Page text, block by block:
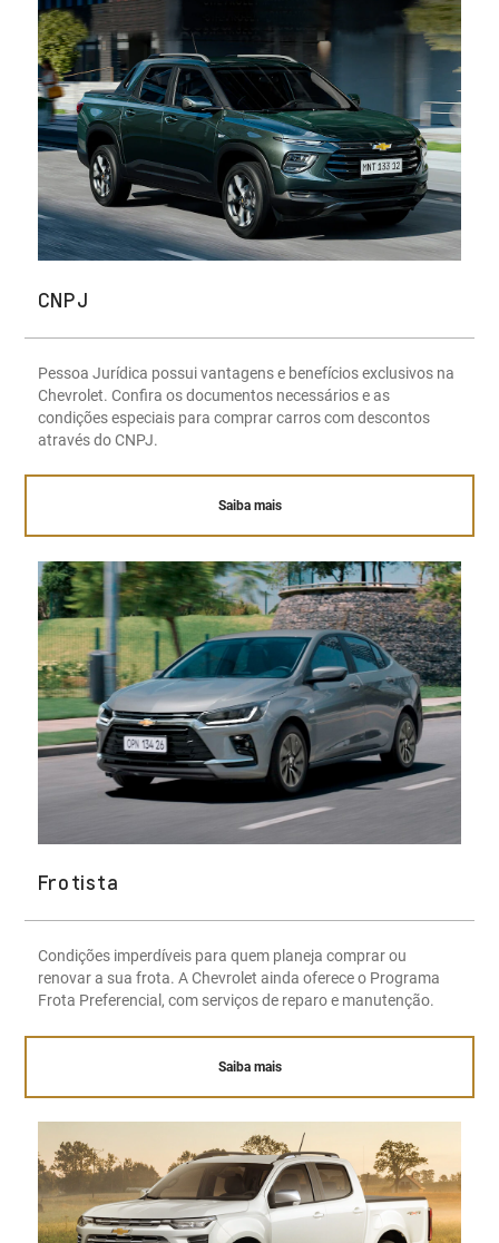
CNPJ
Pessoa Jurídica possui vantagens e benefícios exclusivos na
Chevrolet. Confira os documentos necessários e as
condições especiais para comprar carros com descontos
através do CNPJ.
Saiba mais
Frotista
Condições imperdíveis para quem planeja comprar ou
renovar a sua frota. A Chevrolet ainda oferece o Programa
Frota Preferencial, com serviços de reparo e manutenção.
Saiba mais